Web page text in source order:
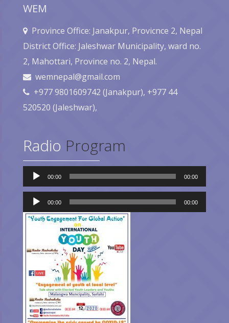
WEM
Province Office: Janakpur, Provicnce 2, Nepal
District Office: Jaleshwar Municipality, ward no.
2, Mahottari, Province no. 2, Nepal.
wemnepal@gmail.com
+977 9801609742 (Janakpur), +977 44
520520 (Jaleshwar),
Radio Program
Audio
Player
00:00 00:00
Audio
Player
00:00 00:00